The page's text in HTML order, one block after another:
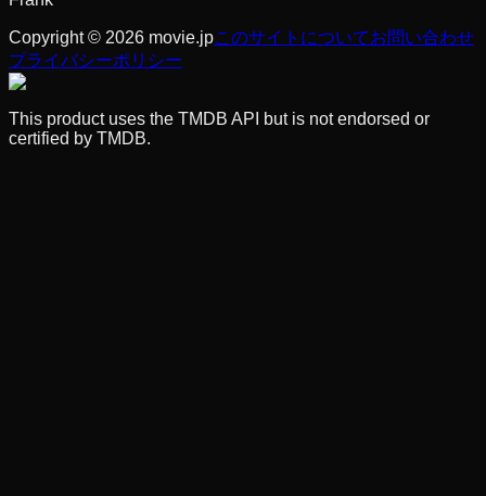
Copyright © 2026 movie.jpこのサイトについてお問い合わせ
プライバシーポリシー
This product uses the TMDB API but is not endorsed or
certified by TMDB.